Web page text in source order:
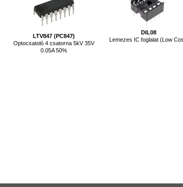
LTV847 (PC847)
Optocsatoló 4 csatorna 5kV 35V
0.05A 50%
DIL08
Lemezes IC foglalat (Low